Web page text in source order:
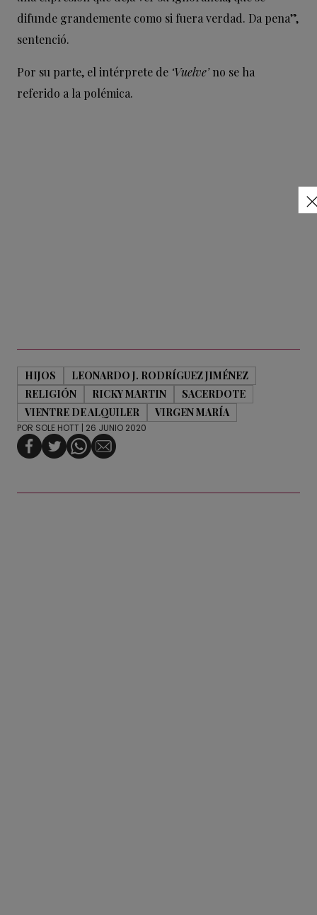
difunde grandemente como si fuera verdad. Da pena”,
sentenció.
Por su parte, el intérprete de ‘Vuelve’no se ha
referido a la polémica.
HIJOS
LEONARDO J. RODRÍGUEZ JIMÉNEZ
RELIGIÓN
RICKY MARTIN
SACERDOTE
VIENTRE DE ALQUILER
VIRGEN MARÍA
POR SOLE HOTT | 26 JUNIO 2020